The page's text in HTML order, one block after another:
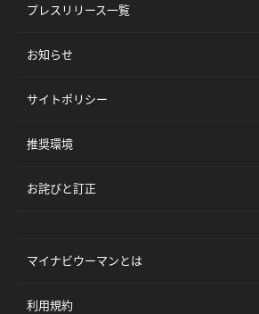
プレスリリース一覧
お知らせ
サイトポリシー
推奨環境
お詫びと訂正
マイナビウーマンとは
利用規約